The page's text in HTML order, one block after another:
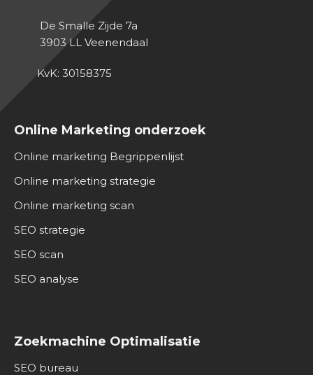
Online Marketing onderzoek
Online marketing Begrippenlijst
Online marketing strategie
Online marketing scan
SEO strategie
SEO scan
SEO analyse
Zoekmachine Optimalisatie
SEO bureau
De Smalle Zijde 7a
3903 LL Veenendaal
KvK: 30158375